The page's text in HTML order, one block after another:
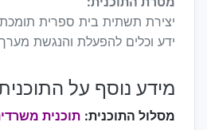
יצירת תשתית בית ספרית תומכת
ידע וכלים להפעלת והנגשת מערך
מידע נוסף על
מסלול התוכנית: תוכנית